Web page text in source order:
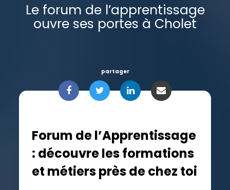
Le forum de l’apprentissage
ouvre ses portes à Cholet
partager
Forum de l’Apprentissage
: découvre les formations
et métiers près de chez toi